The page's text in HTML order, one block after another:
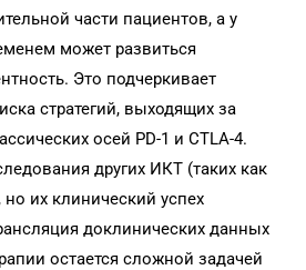
части пациентов, а у
может развиться
Это подчеркивает
стратегий, выходящих за
осей PD-1 и CTLA-4.
других ИКТ (таких как
но их клинический успех
доклинических данных
остается сложной задачей